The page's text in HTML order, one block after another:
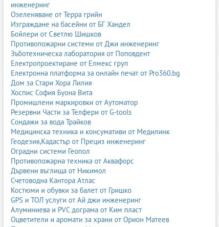
инженеринг
Озеленяване от Терра грийн
Изграждане на басейни от БГ Хандел
Бойлери от Светлю Шишков
Противопожарни системи от Джи инженеринг
Зъботехническа лаборатория от Поповдент
Електропроектиране от Елмекс груп
Електронна платформа за онлайн печат от Pro360.bg
Дом за Стари Хора Лилия
Хоспис София Буона Вита
Промишлени маркировки от Аутоматор
Резервни Части за Телфери от G-tools
Сондажи за вода Трайков
Медицинска техника и консумативи от Медилинк
Геодезия,Кадастър от Прециз инженеринг
Оградни системи Геопол
Противопожарна техника от Аквафорс
Дървени въглища от Никимол
Счетоводна Кантора Атлас
Костюми и обувки за балет от Гришко
GPS и ТОЛ услуги от Ай джи инженеринг
Алуминиева и PVC дограма от Ким пласт
Оцветители и аромати за храни от Орион Матеев